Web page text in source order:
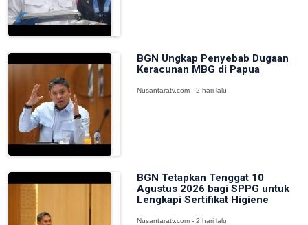
BGN Ungkap Penyebab Dugaan
Keracunan MBG di Papua
Nusantaratv.com - 2 hari lalu
BGN Tetapkan Tenggat 10
Agustus 2026 bagi SPPG untuk
Lengkapi Sertifikat Higiene
Nusantaratv.com - 2 hari lalu